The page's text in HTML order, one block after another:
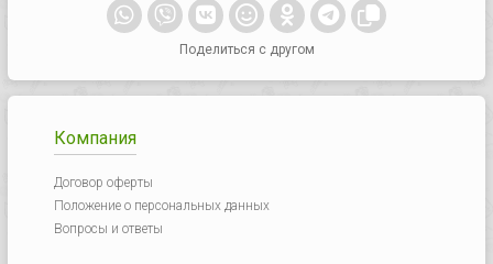
Поделиться с другом
Компания
Договор оферты
Положение о персональных данных
Вопросы и ответы